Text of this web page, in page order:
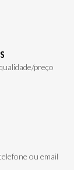
preço
ou email